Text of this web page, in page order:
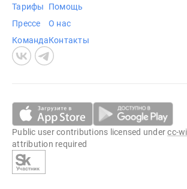
Тарифы
Прессе
Команда
Помощь
О нас
Контакты
Public user contributions licensed undercc-
attribution required